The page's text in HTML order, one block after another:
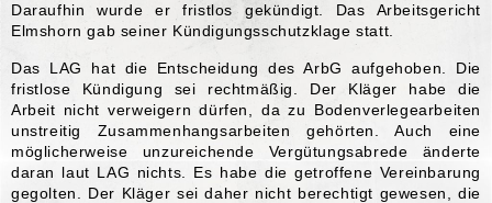
Daraufhin wurde er fristlos gekündigt. Das Arbeitsgericht
Elmshorn gab seiner Kündigungsschutzklage statt.
Das LAG hat die Entscheidung des ArbG aufgehoben. Die
fristlose Kündigung sei rechtmäßig. Der Kläger habe die
Arbeit nicht verweigern dürfen, da zu Bodenverlegearbeiten
unstreitig Zusammenhangsarbeiten gehörten. Auch eine
möglicherweise unzureichende Vergütungsabrede änderte
daran laut LAG nichts. Es habe die getroffene Vereinbarung
gegolten. Der Kläger sei daher nicht berechtigt gewesen, die